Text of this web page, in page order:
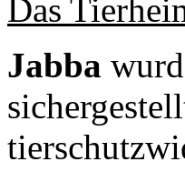
Das
Jabba